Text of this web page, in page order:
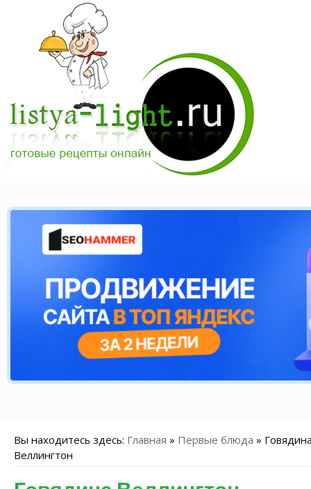
Вы находитесь здесь: Главная » Первые блюда »
Веллингтон